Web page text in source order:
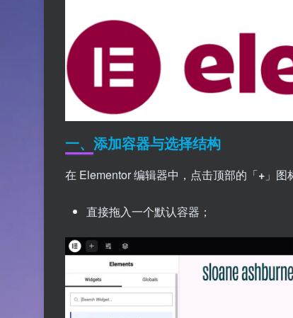
一、添加容器与选择结构
在 Elementor 编辑器中，点击顶部的「+ 」
直接拖入一个默认容器；